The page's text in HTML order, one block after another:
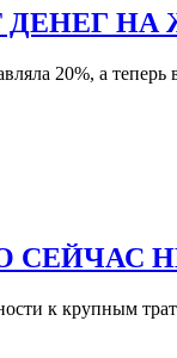
20%, а
к крупным